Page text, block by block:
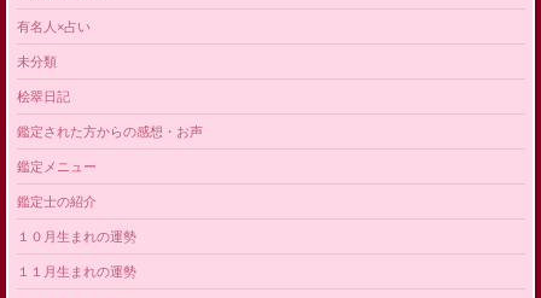
有名人×占い
未分類
桧翠日記
鑑定された方からの感想・お声
鑑定メニュー
鑑定士の紹介
１０月生まれの運勢
１１月生まれの運勢